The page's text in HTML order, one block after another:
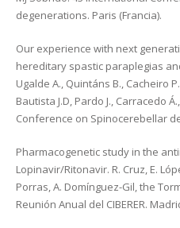
degenerations. Paris (Francia).
Our experience with next
hereditary spastic paraplegias
Ugalde A., Quintáns B., Cacheiro
Bautista J.D, Pardo J., Carracedo
Conference on Spinocerebellar
Pharmacogenetic study in the
Lopinavir/Ritonavir. R. Cruz, E.
Porras, A. Domínguez-Gil, the
Reunión Anual del CIBERER.